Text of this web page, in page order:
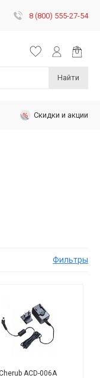
8 (800) 555-27-54
Найти
Скидки и акции
Фильтры
ACD-006A